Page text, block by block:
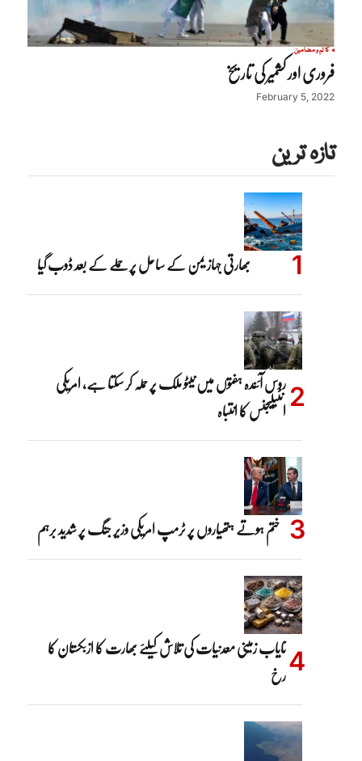
کالم و مضامین
فروری اور کشمیر کی تاریخ
February 5, 2022
تازہ ترین
بھارتی جہاز یمن کے ساحل پر حملے کے بعد ڈوب گیا
روس آئندہ ہفتوں میں نیٹو ملک پر حملہ کر سکتا ہے، امریکی
انٹیلیجنس کا انتباہ
ختم ہوتے ہتھیاروں پر ٹرمپ امریکی وزیر جنگ پر شدید برہم
نایاب زمینی معدنیات کی تلاش کیلئے بھارت کا ازبکستان کا
رخ